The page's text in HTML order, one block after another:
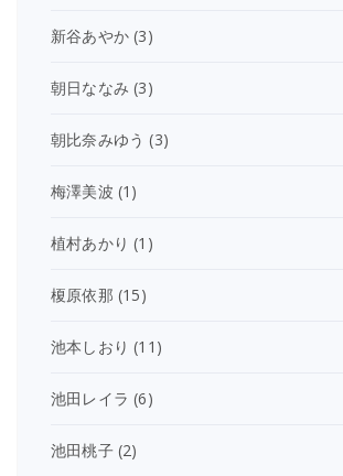
新谷あやか (3)
朝日ななみ (3)
朝比奈みゆう (3)
梅澤美波 (1)
植村あかり (1)
榎原依那 (15)
池本しおり (11)
池田レイラ (6)
池田桃子(2)